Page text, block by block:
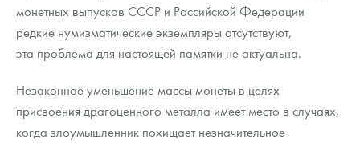
монетных выпусков СССР и Российской Федерации
редкие нумизматические экземпляры отсутствуют,
эта проблема для настоящей памятки не актуальна.
Незаконное уменьшение массы монеты в целях
присвоения драгоценного металла имеет место в случаях,
когда злоумышленник похищает незначительное